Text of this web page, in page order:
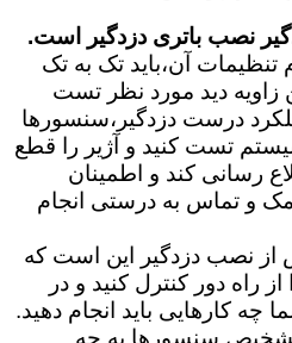
نصب باتری دزدگیر است.
تنظیمات آن،باید تک به تک
زاویه دید مورد نظر تست
درست دزدگیر،سنسورها
تست کنید و آژیر را قطع
رسانی کند و اطمینان
و تماس به درستی انجام
از نصب دزدگیر این است که
از راه دور کنترل کنید و در
کارهایی باید انجام دهید.
سنسورها به چه